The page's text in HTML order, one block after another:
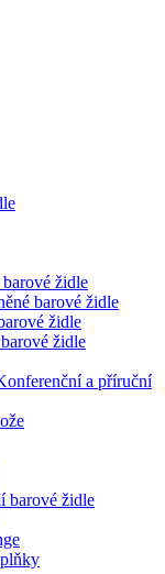
židle
barové židle
židle
židle
a příruční
barové židle